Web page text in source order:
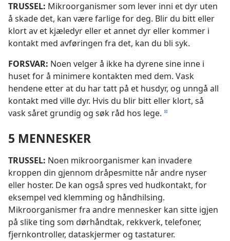
TRUSSEL: Mikroorganismer som lever inni et dyr uten
å skade det, kan være farlige for deg. Blir du bitt eller
klort av et kjæledyr eller et annet dyr eller kommer i
kontakt med avføringen fra det, kan du bli syk.
FORSVAR: Noen velger å ikke ha dyrene sine inne i
huset for å minimere kontakten med dem. Vask
hendene etter at du har tatt på et husdyr, og unngå all
kontakt med ville dyr. Hvis du blir bitt eller klort, så
vask såret grundig og søk råd hos lege. d
5 MENNESKER
TRUSSEL: Noen mikroorganismer kan invadere
kroppen din gjennom dråpesmitte når andre nyser
eller hoster. De kan også spres ved hudkontakt, for
eksempel ved klemming og håndhilsing.
Mikroorganismer fra andre mennesker kan sitte igjen
på slike ting som dørhåndtak, rekkverk, telefoner,
fjernkontroller, dataskjermer og tastaturer.